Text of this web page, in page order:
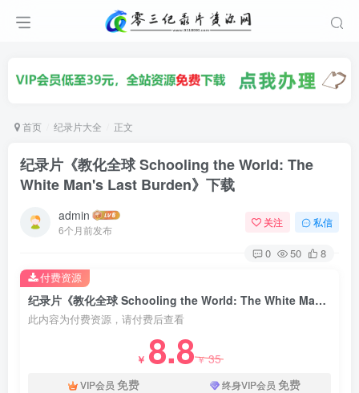
首页 纪录片大全 正文
纪录片《教化全球 Schooling the World: The
White Man's Last Burden》下载
admin
6个月前发布
关注 私信
0 50 8
纪录片《教化全球 Schooling the World: The White Man's Last Burden》下载
此内容为付费资源，请付费后查看
￥ 8.8￥35
VIP会员 免费 终身VIP会员 免费
付费资源